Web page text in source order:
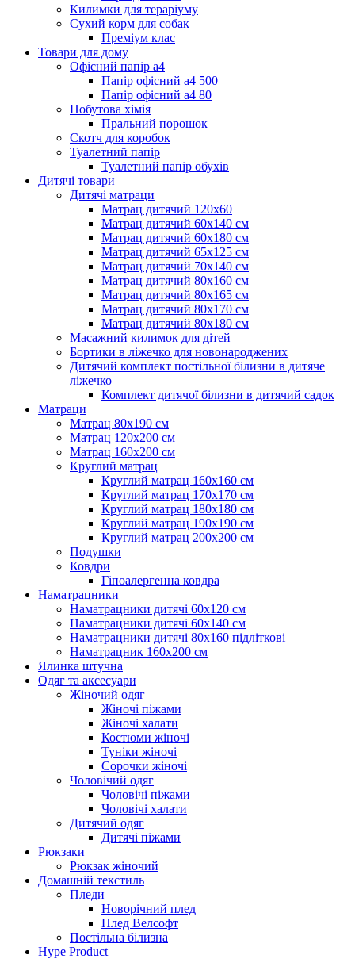
Килимки для тераріуму
Сухий корм для собак
Преміум клас
Товари для дому
Офісний папір а4
Папір офісний а4 500
Папір офісний а4 80
Побутова хімія
Пральний порошок
Скотч для коробок
Туалетний папір
Туалетний папір обухів
Дитячі товари
Дитячі матраци
Матрац дитячий 120х60
Матрац дитячий 60х140 см
Матрац дитячий 60х180 см
Матрац дитячий 65х125 см
Матрац дитячий 70х140 см
Матрац дитячий 80х160 см
Матрац дитячий 80х165 см
Матрац дитячий 80х170 см
Матрац дитячий 80х180 см
Масажний килимок для дітей
Бортики в ліжечко для новонароджених
Дитячий комплект постільної білизни в дитяче
ліжечко
Комплект дитячої білизни в дитячий садок
Матраци
Матрац 80х190 см
Матрац 120х200 см
Матрац 160х200 см
Круглий матрац
Круглий матрац 160х160 см
Круглий матрац 170х170 см
Круглий матрац 180х180 см
Круглий матрац 190х190 см
Круглий матрац 200х200 см
Подушки
Ковдри
Гіпоалергенна ковдра
Наматрацники
Наматрацники дитячі 60х120 см
Наматрацники дитячі 60х140 см
Наматрацники дитячі 80х160 підліткові
Наматрацник 160х200 см
Ялинка штучна
Одяг та аксесуари
Жіночий одяг
Жіночі піжами
Жіночі халати
Костюми жіночі
Туніки жіночі
Сорочки жіночі
Чоловічий одяг
Чоловічі піжами
Чоловічі халати
Дитячий одяг
Дитячі піжами
Рюкзаки
Рюкзак жіночий
Домашній текстиль
Пледи
Новорічний плед
Плед Велсофт
Постільна білизна
Hype Product